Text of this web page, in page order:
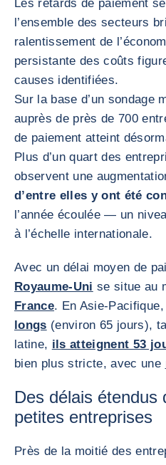
Les retards de paiement
l’ensemble des secteurs
ralentissement de
persistante des coûts
causes identifiées.
Sur la base d’un sondage
auprès de près de 700
de paiement atteint
Plus d’un quart des
observent une
d’entre elles y ont été
l’année écoulée — un
à l’échelle internationale.
Avec un délai moyen de
Royaume-Uni se situe au
France. En Asie-Pacifique,
longs (environ 65 jours),
latine, ils atteignent 53
bien plus stricte, avec une
Des délais étendus
petites entreprises
Près de la moitié des